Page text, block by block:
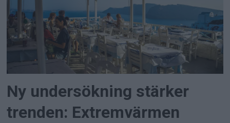
Ny undersökning stärker
trenden: Extremvärmen